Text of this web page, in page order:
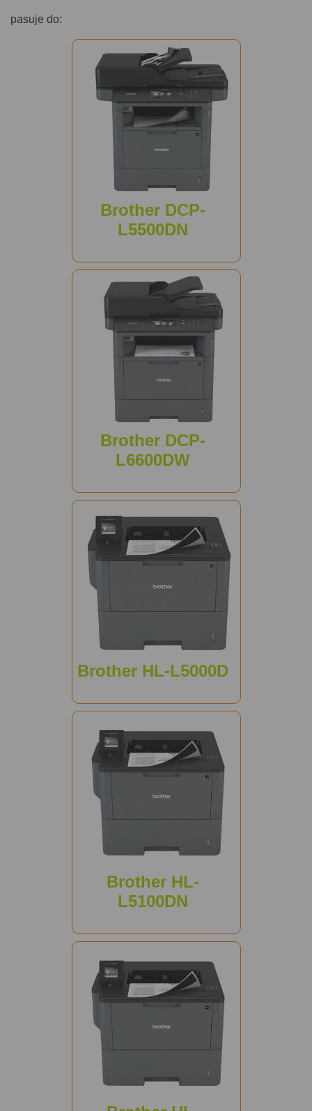
pasuje do:
Brother DCP-
L5500DN
Brother DCP-
L6600DW
Brother HL-L5000D
Brother HL-
L5100DN